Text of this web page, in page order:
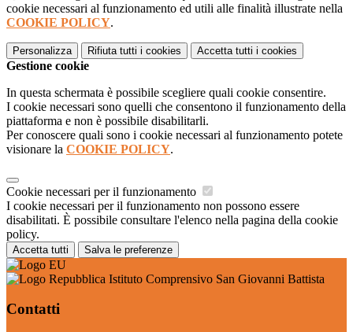
cookie necessari al funzionamento ed utili alle finalità illustrate nella
COOKIE POLICY.
Personalizza Rifiuta tutti i cookies Accetta tutti i cookies
Gestione cookie
In questa schermata è possibile scegliere quali cookie consentire.
I cookie necessari sono quelli che consentono il funzionamento della
piattaforma e non è possibile disabilitarli.
Per conoscere quali sono i cookie necessari al funzionamento potete
visionare la COOKIE POLICY.
Cookie necessari per il funzionamento
I cookie necessari per il funzionamento non possono essere
disabilitati. È possibile consultare l'elenco nella pagina della cookie
policy.
Accetta tutti Salva le preferenze
Istituto Comprensivo San Giovanni Battista
Contatti